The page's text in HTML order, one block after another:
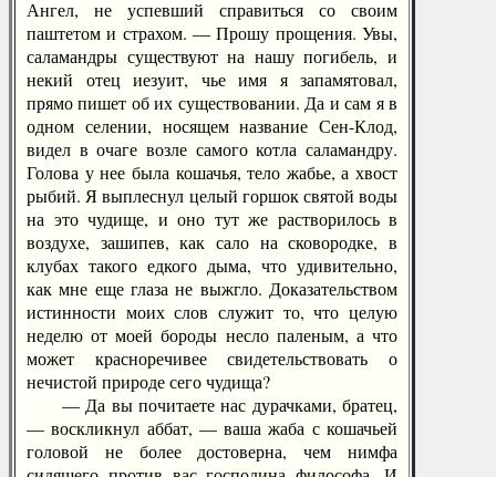
Ангел, не успевший справиться со своим
паштетом и страхом. — Прошу прощения. Увы,
саламандры существуют на нашу погибель, и
некий отец иезуит, чье имя я запамятовал,
прямо пишет об их существовании. Да и сам я в
одном селении, носящем название Сен-Клод,
видел в очаге возле самого котла саламандру.
Голова у нее была кошачья, тело жабье, а хвост
рыбий. Я выплеснул целый горшок святой воды
на это чудище, и оно тут же растворилось в
воздухе, зашипев, как сало на сковородке, в
клубах такого едкого дыма, что удивительно,
как мне еще глаза не выжгло. Доказательством
истинности моих слов служит то, что целую
неделю от моей бороды несло паленым, а что
может красноречивее свидетельствовать о
нечистой природе сего чудища?
— Да вы почитаете нас дурачками, братец,
— воскликнул аббат, — ваша жаба с кошачьей
головой не более достоверна, чем нимфа